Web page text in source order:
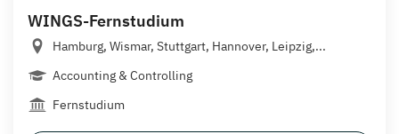
WINGS-Fernstudium
Hamburg, Wismar, Stuttgart, Hannover, Leipzig,...
Accounting & Controlling
Fernstudium